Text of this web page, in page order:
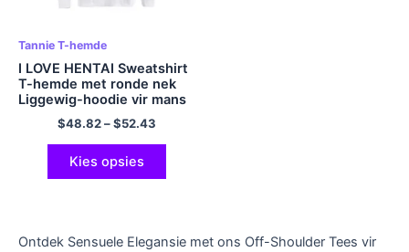
Tannie T-hemde
I LOVE HENTAI Sweatshirt
T-hemde met ronde nek
Liggewig-hoodie vir mans
en vroue veelkleurig
$48.82–$52.43
Kies opsies
Ontdek Sensuele Elegansie met ons Off-Shoulder Tees vir